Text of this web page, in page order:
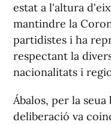
estat a l'altura
mantindre la
partidistes i ha
respectant la
nacionalitats i
Ábalos, per la seua
deliberació va